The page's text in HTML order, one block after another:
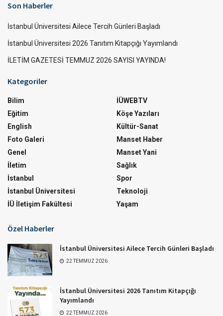
Son Haberler
İstanbul Üniversitesi Ailece Tercih Günleri Başladı
İstanbul Üniversitesi 2026 Tanıtım Kitapçığı Yayımlandı
İLETİM GAZETESİ TEMMUZ 2026 SAYISI YAYINDA!
Kategoriler
Bilim
Eğitim
English
Foto Galeri
Genel
İletim
İstanbul
İstanbul Üniversitesi
İÜ İletişim Fakültesi
İÜWEBTV
Köşe Yazıları
Kültür-Sanat
Manset Haber
Manset Yani
Sağlık
Spor
Teknoloji
Yaşam
Özel Haberler
İstanbul Üniversitesi Ailece Tercih Günleri Başladı
22 TEMMUZ 2026
İstanbul Üniversitesi 2026 Tanıtım Kitapçığı
Yayımlandı
22 TEMMUZ 2026